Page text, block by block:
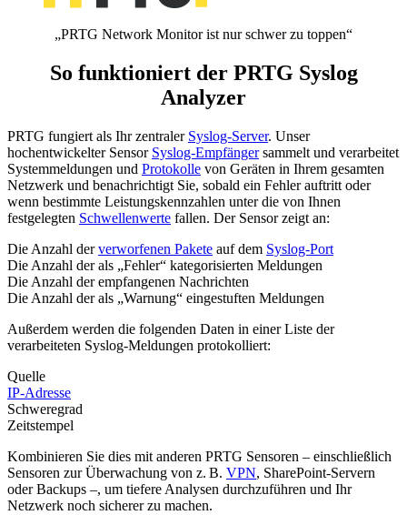
„PRTG Network Monitor ist nur schwer zu toppen“
So funktioniert der PRTG Syslog
Analyzer
PRTG fungiert als Ihr zentraler Syslog-Server. Unser
hochentwickelter Sensor Syslog-Empfängersammelt und verarbeitet
Systemmeldungen und Protokolle von Geräten in Ihrem gesamten
Netzwerk und benachrichtigt Sie, sobald ein Fehler auftritt oder
wenn bestimmte Leistungskennzahlen unter die von Ihnen
festgelegten Schwellenwerte fallen. Der Sensor zeigt an:
Die Anzahl derverworfenen Pakete auf dem Syslog-Port
Die Anzahl der als „Fehler“ kategorisierten Meldungen
Die Anzahl der empfangenen Nachrichten
Die Anzahl der als „Warnung“ eingestuften Meldungen
Außerdem werden die folgenden Daten in einer Liste der
verarbeiteten Syslog-Meldungen protokolliert:
Quelle
IP-Adresse
Schweregrad
Zeitstempel
Kombinieren Sie dies mit anderen PRTG Sensoren – einschließlich
Sensoren zur Überwachung von z. B. VPN, SharePoint-Servern
oder Backups –, um tiefere Analysen durchzuführen und Ihr
Netzwerk noch sicherer zu machen.